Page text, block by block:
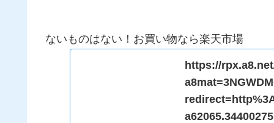
ないものはない！お買い物なら楽天市場
https://